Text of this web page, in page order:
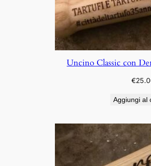
Uncino Classic con
€
Aggiungi al